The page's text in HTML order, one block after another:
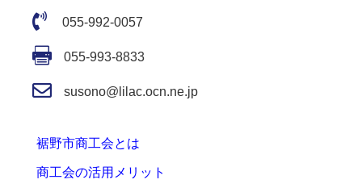
 055-992-0057
 055-993-8833
 susono@lilac.ocn.ne.jp
裾野市商工会とは
商工会の活用メリット